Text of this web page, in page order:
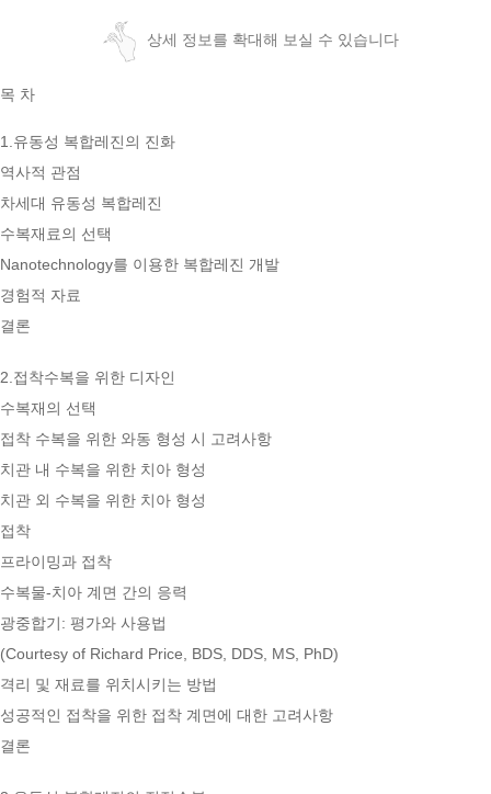
상세 정보를 확대해 보실 수 있습니다
목 차
1.유동성 복합레진의 진화
역사적 관점
차세대 유동성 복합레진
수복재료의 선택
Nanotechnology를 이용한 복합레진 개발
경험적 자료
결론
2.접착수복을 위한 디자인
수복재의 선택
접착 수복을 위한 와동 형성 시 고려사항
치관 내 수복을 위한 치아 형성
치관 외 수복을 위한 치아 형성
접착
프라이밍과 접착
수복물-치아 계면 간의 응력
광중합기: 평가와 사용법
(Courtesy of Richard Price, BDS, DDS, MS, PhD)
격리 및 재료를 위치시키는 방법
성공적인 접착을 위한 접착 계면에 대한 고려사항
결론